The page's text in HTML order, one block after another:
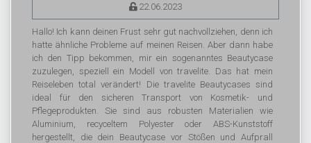
22.06.2023
Hallo! Ich kann deinen Frust sehr gut nachvollziehen, denn ich
hatte ähnliche Probleme auf meinen Reisen. Aber dann habe
ich den Tipp bekommen, mir ein sogenanntes Beautycase
zuzulegen, speziell ein Modell von travelite. Das hat mein
Reiseleben total verändert! Die travelite Beautycases sind
ideal für den sicheren Transport von Kosmetik- und
Pflegeprodukten. Sie sind aus robusten Materialien wie
Aluminium, recyceltem Polyester oder ABS-Kunststoff
hergestellt, die dein Beautycase vor Stößen und Aufprall